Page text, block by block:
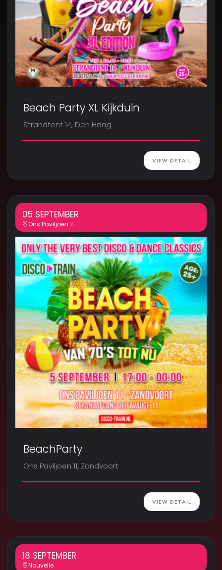
Beach Party XL Kijkduin
Strandtent 14, Den Haag
VIEW DETAIL
05 SEPTEMBER
Ons Paviljoen 11
BeachParty
Ons Paviljoen 11, Zandvoort
VIEW DETAIL
18 SEPTEMBER
Nouvelle